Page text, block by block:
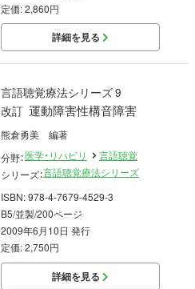
定価: 2,860円
詳細を見る
言語聴覚療法シリーズ 9
改訂 運動障害性構音障害
熊倉勇美 編著
分野：医学・リハビリ
言語聴覚
シリーズ：言語聴覚療法シリーズ
ISBN: 978-4-7679-4529-3
B5/並製/200ページ
2009年6月10日 発行
定価: 2,750円
詳細を見る